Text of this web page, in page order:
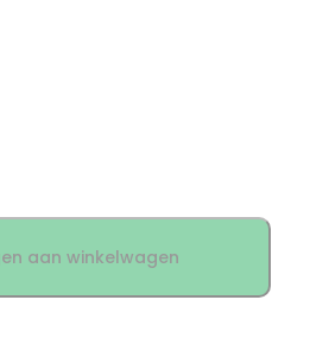
aan winkelwagen